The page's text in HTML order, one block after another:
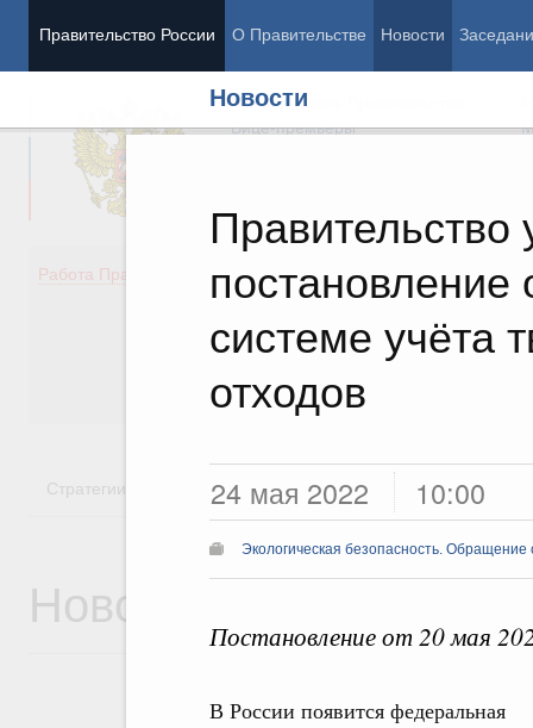
Правительство России О Правительстве Новости
Новости
Правительство
системе учёта
отходов
24 мая 2022 10:00
Экологическая безопасность. Обращение
Постановление от 20 мая
В России появится федеральная
Председатель Правительства
Вице-премьеры
Работа Правительства
Демография
Здоровье
Культура
Государство
Стратегии Государственные программы
Новости